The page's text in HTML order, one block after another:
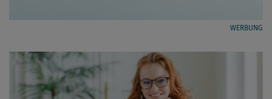
WERBUNG